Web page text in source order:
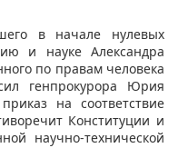
в начале нулевых
и науке Александра
по правам человека
генпрокурора Юрия
на соответствие
Конституции и
научно-технической